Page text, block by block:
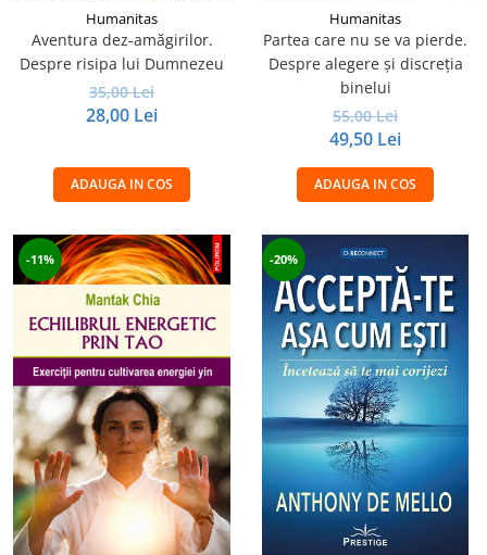
Humanitas
Aventura dez-amăgirilor.
Despre risipa lui Dumnezeu
35,00 Lei
28,00 Lei
ADAUGA IN COS
Humanitas
Partea care nu se va pierde.
Despre alegere şi discreţia
binelui
55,00 Lei
49,50 Lei
ADAUGA IN COS
-11% -20%